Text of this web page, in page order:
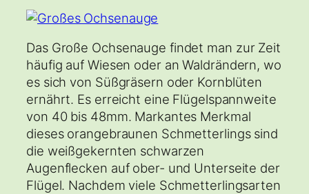
Das Große Ochsenauge findet man zur Zeit
häufig auf Wiesen oder an Waldrändern, wo
es sich von Süßgräsern oder Kornblüten
ernährt. Es erreicht eine Flügelspannweite
von 40 bis 48mm. Markantes Merkmal
dieses orangebraunen Schmetterlings sind
die weißgekernten schwarzen
Augenflecken auf ober- und Unterseite der
Flügel. Nachdem viele Schmetterlingsarten